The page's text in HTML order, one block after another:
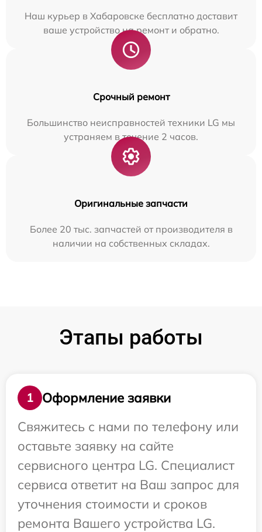
Наш курьер в Хабаровске бесплатно доставит
ваше устройство на ремонт и обратно.
Срочный ремонт
Большинство неисправностей техники LG мы
устраняем в течение 2 часов.
Оригинальные запчасти
Более 20 тыс. запчастей от производителя в
наличии на собственных складах.
Этапы работы
1
Оформление заявки
Свяжитесь с нами по телефону или
оставьте заявку на сайте
сервисного центра LG. Специалист
сервиса ответит на Ваш запрос для
уточнения стоимости и сроков
ремонта Вашего устройства LG.